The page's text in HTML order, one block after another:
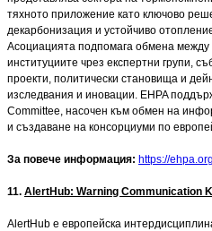
тяхното приложение като ключово
декарбонизация и устойчиво
Асоциацията подпомага обмена между
институциите чрез експертни групи,
проекти, политически становища и
изследвания и иновации. EHPA
Committee, насочен към обмен на
и създаване на консорциуми по
За повече информация: https://
11. AlertHub: Warning Communication
AlertHub е европейска